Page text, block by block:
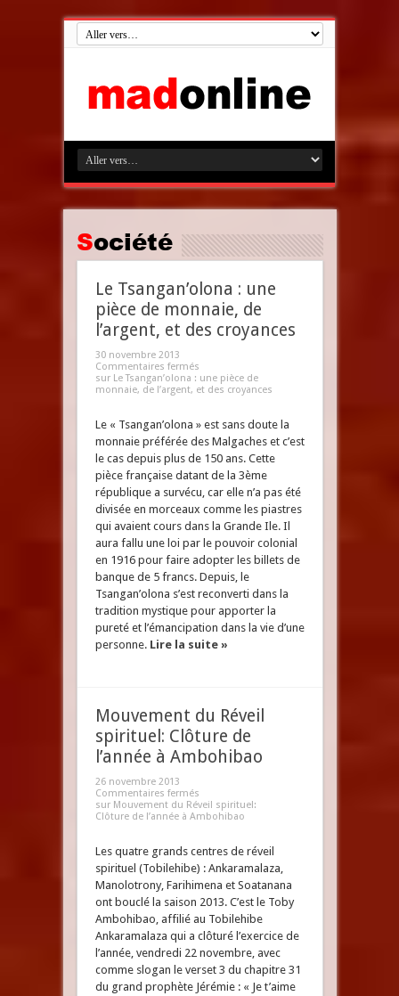
Société
Le Tsangan’olona : une
pièce de monnaie, de
l’argent, et des croyances
30 novembre 2013
Commentaires fermés
sur Le Tsangan’olona : une pièce de
monnaie, de l’argent, et des croyances
Le « Tsangan’olona » est sans doute la
monnaie préférée des Malgaches et c’est
le cas depuis plus de 150 ans. Cette
pièce française datant de la 3ème
république a survécu, car elle n’a pas été
divisée en morceaux comme les piastres
qui avaient cours dans la Grande Ile. Il
aura fallu une loi par le pouvoir colonial
en 1916 pour faire adopter les billets de
banque de 5 francs. Depuis, le
Tsangan’olona s’est reconverti dans la
tradition mystique pour apporter la
pureté et l’émancipation dans la vie d’une
personne. Lire la suite »
Mouvement du Réveil
spirituel: Clôture de
l’année à Ambohibao
26 novembre 2013
Commentaires fermés
sur Mouvement du Réveil spirituel:
Clôture de l’année à Ambohibao
Les quatre grands centres de réveil
spirituel (Tobilehibe) : Ankaramalaza,
Manolotrony, Farihimena et Soatanana
ont bouclé la saison 2013. C’est le Toby
Ambohibao, affilié au Tobilehibe
Ankaramalaza qui a clôturé l’exercice de
l’année, vendredi 22 novembre, avec
comme slogan le verset 3 du chapitre 31
du grand prophète Jérémie : « Je t’aime